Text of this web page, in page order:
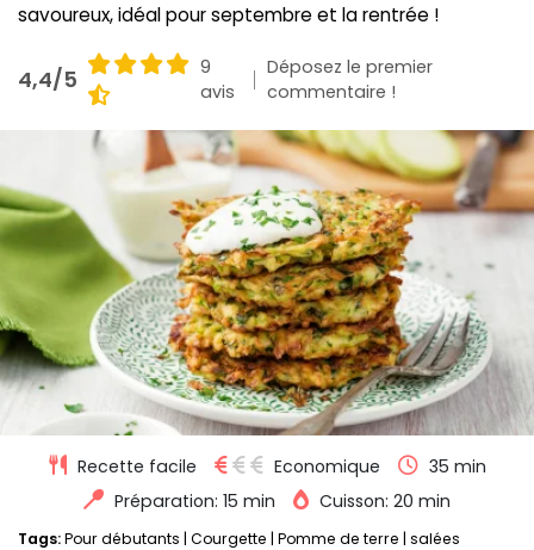
Connexion
savoureux, idéal pour septembre et la rentrée !
4,4/5
9
avis
Déposez le premier
commentaire !
Recette facile Economique
35 min
Préparation: 15 min
Cuisson: 20 min
Tags:Pour débutants Courgette Pomme de terre salées